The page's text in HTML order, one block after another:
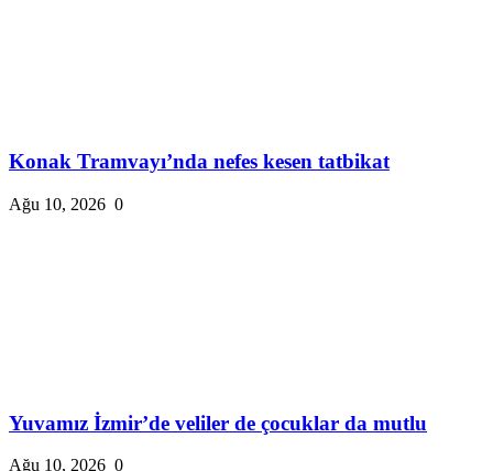
Konak Tramvayı’nda nefes kesen tatbikat
Ağu 10, 2026 0
Yuvamız İzmir’de veliler de çocuklar da mutlu
Ağu 10, 2026 0